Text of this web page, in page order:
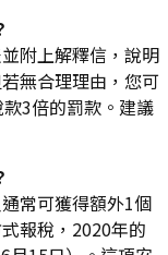
附上解釋信，說明
無合理理由，您可
3倍的罰款。建議
常可獲得額外1個
報稅，2020年的